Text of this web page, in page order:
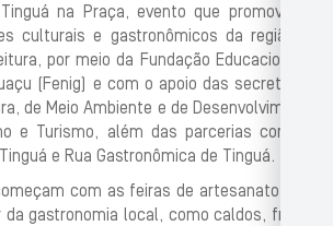
na Praça, evento que promove os
culturais e gastronômicos da região. A
por meio da Fundação Educacional e
(Fenig) e com o apoio das secretarias
de Meio Ambiente e de Desenvolvimento
e Turismo, além das parcerias com as
e Rua Gastronômica de Tinguá.
com as feiras de artesanato e da
gastronomia local, como caldos, frutas